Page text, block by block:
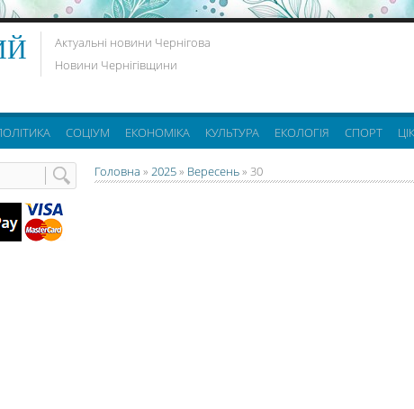
Актуальні новини Чернігова
Новини Чернігівщини
СОЦІУМ ЕКОНОМІКА КУЛЬТУРА ЕКОЛОГІЯ СПОРТ
Головна » 2025» Вересень» 30